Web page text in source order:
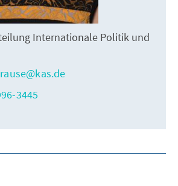
Internationale Politik und
3445